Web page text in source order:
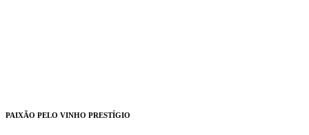
PAIXÃO PELO VINHO PRESTÍGIO